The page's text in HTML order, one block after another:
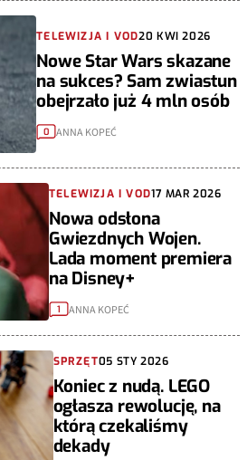
TELEWIZJA I VOD20 KWI 2026
Nowe Star Wars skazane
na sukces? Sam zwiastun
obejrzało już 4 mln osób
0 ANNA KOPEĆ
TELEWIZJA I VOD17 MAR 2026
Nowa odsłona
Gwiezdnych Wojen.
Lada moment premiera
na Disney+
1 ANNA KOPEĆ
SPRZĘT05 STY 2026
Koniec z nudą. LEGO
ogłasza rewolucję, na
którą czekaliśmy
dekady